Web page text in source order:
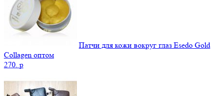
Патчи для кожи вокруг глаз Esedo Gold
Collagen оптом
270. p